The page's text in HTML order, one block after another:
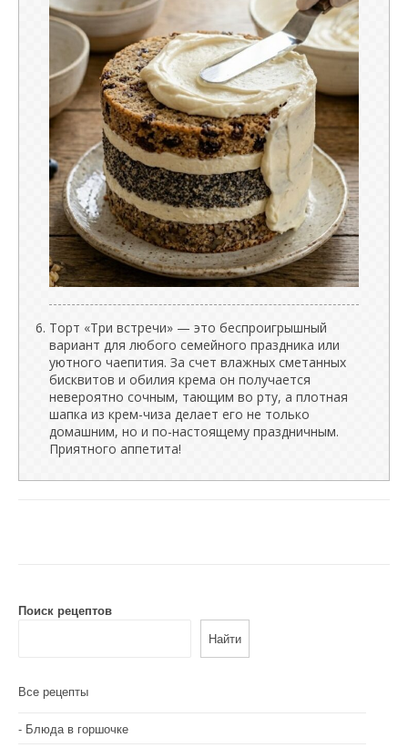
Торт «Три встречи» — это беспроигрышный
вариант для любого семейного праздника или
уютного чаепития. За счет влажных сметанных
бисквитов и обилия крема он получается
невероятно сочным, тающим во рту, а плотная
шапка из крем-чиза делает его не только
домашним, но и по-настоящему праздничным.
Приятного аппетита!
Поиск рецептов
Найти
Все рецепты
Блюда в горшочке